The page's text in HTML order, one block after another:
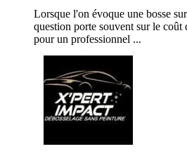
Lorsque l'on évoque une bosse
question porte souvent sur le coût
pour un professionnel ...